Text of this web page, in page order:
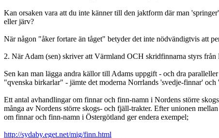
Kan orsaken vara att du inte känner till den jaktform där man
eller järv?
När någon "åker fortare än tåget" betyder det inte nödvändigtvis att
2. När Adam (sen) skriver att Värmland OCH skridfinnarna styrs från
Sen kan man lägga andra källor till Adams uppgift - och dra
"qvenska birkarlar" - jämte det moderna Norrlands 'svedje-finnar' och
Ett antal avhandlingar om finnar och finn-namn i Nordens större
många av Nordens större skogs- och fjäll-trakter. Efter unionen
om finnar och finn-namn i Östergötland ger endera exempel;
http://sydaby.eget.net/mig/finn.html